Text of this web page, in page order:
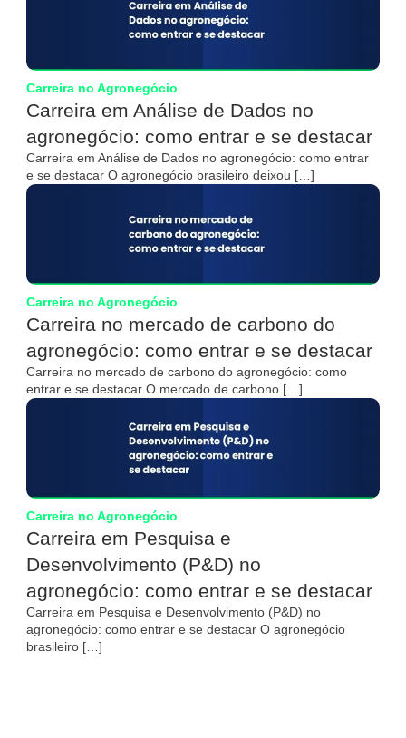
Carreira no Agronegócio
Carreira em Análise de Dados no
agronegócio: como entrar e se destacar
Carreira em Análise de Dados no agronegócio: como entrar
e se destacar O agronegócio brasileiro deixou […]
Carreira no Agronegócio
Carreira no mercado de carbono do
agronegócio: como entrar e se destacar
Carreira no mercado de carbono do agronegócio: como
entrar e se destacar O mercado de carbono […]
Carreira no Agronegócio
Carreira em Pesquisa e
Desenvolvimento (P&D) no
agronegócio: como entrar e se destacar
Carreira em Pesquisa e Desenvolvimento (P&D) no
agronegócio: como entrar e se destacar O agronegócio
brasileiro […]